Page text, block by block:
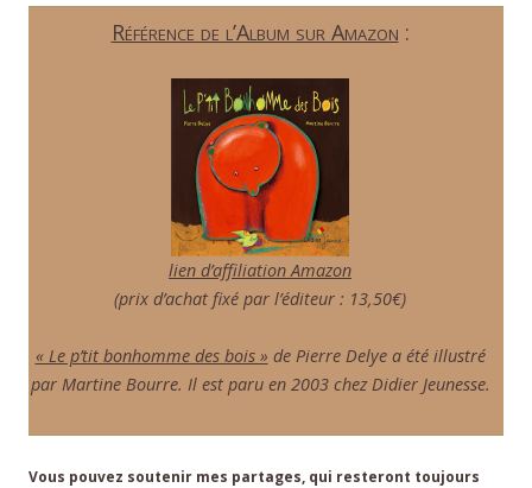
Référence de l’Album sur Amazon :
lien d’affiliation Amazon
(prix d’achat fixé par l’éditeur : 13,50€)
« Le p’tit bonhomme des bois » de Pierre Delye a été illustré
par Martine Bourre. Il est paru en 2003 chez Didier Jeunesse.
Vous pouvez soutenir mes partages, qui resteront toujours